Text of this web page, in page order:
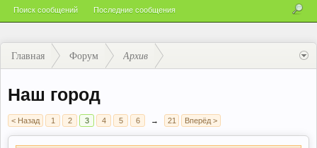
Поиск сообщений Последние сообщения
Главная Форум Архив
Наш город
< Назад 1 2 3 4 5 6 → 21 Вперёд >